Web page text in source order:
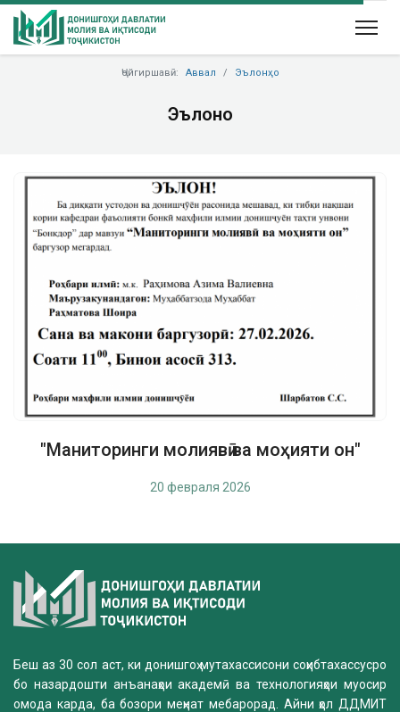
Ҷойгиршавӣ: Аввал Эълонҳо
Эълонҳо
"Маниторинги молиявӣ ва моҳияти он"
20 февраля 2026
Беш аз 30 сол аст, ки донишгоҳ мутахассисони соҳибтахассусро
бо назардошти анъанаҳои академӣ ва технологияҳои муосир
омода карда, ба бозори меҳнат мебарорад. Айни ҳол ДДМИТ